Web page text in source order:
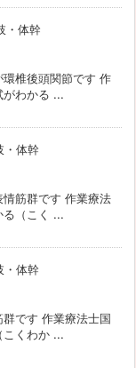
・体幹
椎後頭関節です 作
わかる ...
・体幹
筋群です 作業療法
（こく ...
・体幹
です 作業療法士国
くわか ...